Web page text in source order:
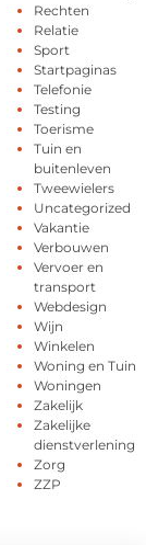
Rechten
Relatie
Sport
Startpaginas
Telefonie
Testing
Toerisme
Tuin en
buitenleven
Tweewielers
Uncategorized
Vakantie
Verbouwen
Vervoer en
transport
Webdesign
Wijn
Winkelen
Woning en Tuin
Woningen
Zakelijk
Zakelijke
dienstverlening
Zorg
ZZP